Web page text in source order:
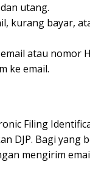
utang.
kurang bayar,
atau nomor
ke email.
Filing
DJP. Bagi yang
mengirim